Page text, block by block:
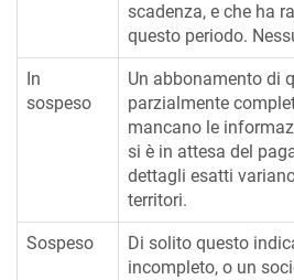
scadenza, e che ha
questo periodo.
In
sospeso
Un abbonamento di
parzialmente
mancano le
si è in attesa del
dettagli esatti
territori.
Sospeso
Di solito questo
incompleto, o un